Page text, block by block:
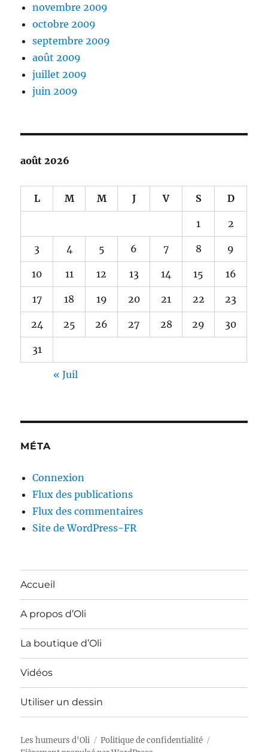
novembre 2009
octobre 2009
septembre 2009
août 2009
juillet 2009
juin 2009
août 2026
L M M J V S D
1 2
3 4 5 6 7 8 9
10 11 12 13 14 15 16
17 18 19 20 21 22 23
24 25 26 27 28 29 30
31
« Juil
MÉTA
Connexion
Flux des publications
Flux des commentaires
Site de WordPress-FR
Accueil
A propos d’Oli
La boutique d’Oli
Vidéos
Utiliser un dessin
Les humeurs d'Oli
Politique de confidentialité